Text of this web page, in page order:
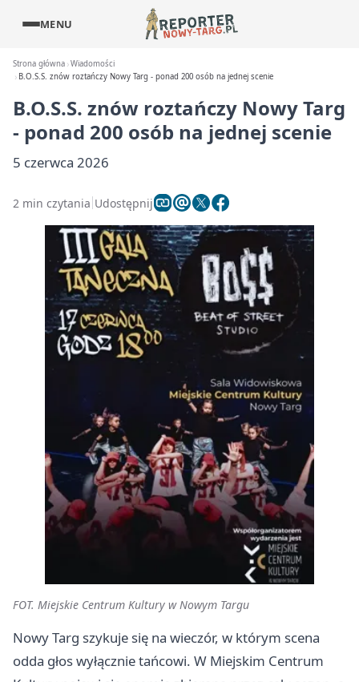
MENU
Strona główna Wiadomości
B.O.S.S. znów roztańczy Nowy Targ - ponad 200 osób na jednej scenie
B.O.S.S. znów roztańczy Nowy Targ
- ponad 200 osób na jednej scenie
5 czerwca 2026
2 min czytania Udostępnij
FOT. Miejskie Centrum Kultury w Nowym Targu
Nowy Targ szykuje się na wieczór, w którym scena
odda głos wyłącznie tańcowi. W Miejskim Centrum